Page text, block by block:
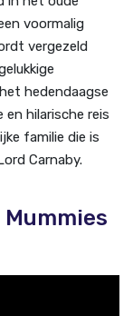
voormalig
vergezeld
hedendaagse
en hilarische reis
familie die is
Carnaby.